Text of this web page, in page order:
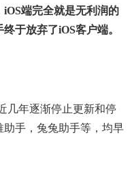
端完全就是无利润的
于放弃了iOS客户端。
几年逐渐停止更新和停
助手，兔兔助手等，均早